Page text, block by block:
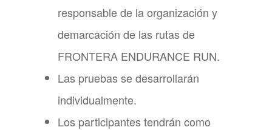
responsable de la organización y
demarcación de las rutas de
FRONTERA ENDURANCE RUN.
Las pruebas se desarrollarán
individualmente.
Los participantes tendrán como